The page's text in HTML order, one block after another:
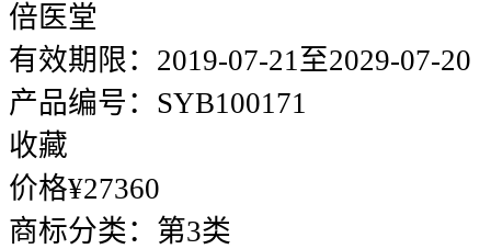
倍医堂
有效期限： 2019-07-21至2029-07-20
产品编号： SYB100171
收藏
价格¥27360
商标分类： 第3类